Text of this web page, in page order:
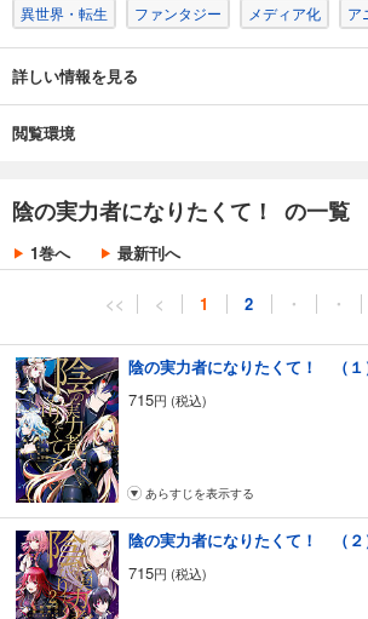
異世界・転生 ファンタジー メディア化 ア
詳しい情報を見る
閲覧環境
陰の実力者になりたくて！ の一覧
1巻へ 最新刊へ
<< < 1 2 ・ ・
陰の実力者になりたくて！ （１
715円 (税込)
あらすじを表示する
陰の実力者になりたくて！ （２
715円 (税込)